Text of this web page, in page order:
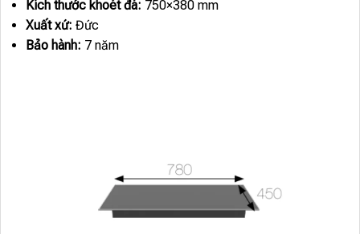
Kích thước khoét đá: 750×380 mm
Xuất xứ: Đức
Bảo hành: 7 năm